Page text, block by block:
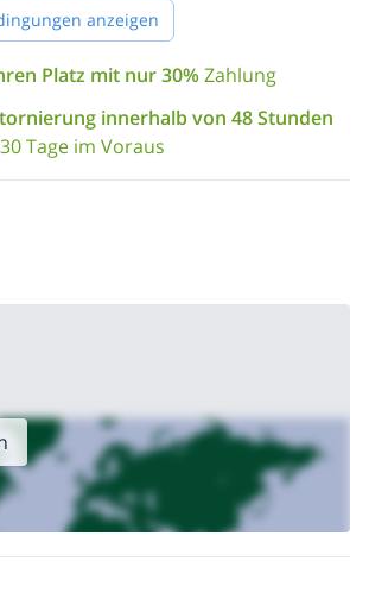
mit durchschnittlicher körperlicher
liegtim Indischen Ozean, östlich von
ein Überseedepartement Frankreichs. Sie ist
45 Kilometer breit. Mit ihren Vulkanen und
Stränden ist La Réunion eine
in dieser Ecke der Welt.
Videoaufnahmen im Preis inbegriffen, um
** an!**
zu kontaktieren, wenn Sie weitere
Tour benötigen. Ich bin ein IFMGA-
und freue mich darauf, Ihnen die
La Réunion zu zeigen!
anzeigen
Platz mit nur 30%Zahlung
innerhalb von 48 Stunden
Tage im Voraus